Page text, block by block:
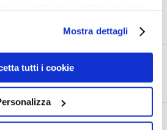
Mostra dettagli
tutti i cookie
0
SUCCESSIVO